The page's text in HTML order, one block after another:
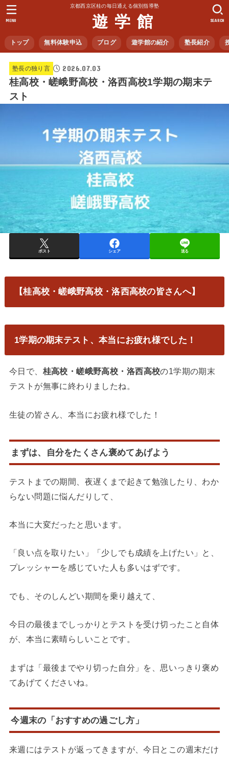
京都西京区桂の毎日通える個別指導塾
遊 学 館
トップ 無料体験申込 ブログ 遊学館の紹介 塾長紹介
SEARCH
MENU
塾長の独り言 2026.07.03
桂高校・嵯峨野高校・洛西高校1学期の期末テ
スト
ポスト シェア 送る
【桂高校・嵯峨野高校・洛西高校の皆さんへ】
1学期の期末テスト、本当にお疲れ様でした！
今日で、 桂高校・嵯峨野高校・洛西高校の1学期の期末
テストが無事に終わりましたね。
生徒の皆さん、本当にお疲れ様でした！
まずは、自分をたくさん褒めてあげよう
テストまでの期間、夜遅くまで起きて勉強したり、わか
らない問題に悩んだりして、
本当に大変だったと思います。
「良い点を取りたい」「少しでも成績を上げたい」と、
プレッシャーを感じていた人も多いはずです。
でも、そのしんどい期間を乗り越えて、
今日の最後までしっかりとテストを受け切ったこと自体
が、本当に素晴らしいことです。
まずは「最後までやり切った自分」を、思いっきり褒め
てあげてくださいね。
今週末の「おすすめの過ごし方」
来週にはテストが返ってきますが、今日とこの週末だけ